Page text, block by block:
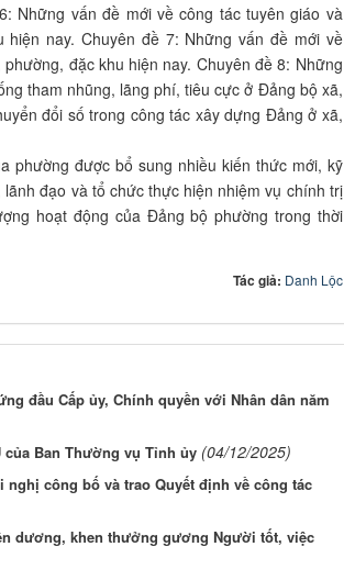
Những vấn đề mới về công tác tuyên giáo và
nay. Chuyên đề 7: Những vấn đề mới về
đặc khu hiện nay. Chuyên đề 8: Những
tham nhũng, lãng phí, tiêu cực ở Đảng bộ xã,
đổi số trong công tác xây dựng Đảng ở xã,
phường được bổ sung nhiều kiến thức mới, kỹ
đạo và tổ chức thực hiện nhiệm vụ chính trị
hoạt động của Đảng bộ phường trong thời
Tác giả: Danh Lộc
đầu Cấp ủy, Chính quyền với Nhân dân năm
Ban Thường vụ Tỉnh ủy (04/12/2025)
công bố và trao Quyết định về công tác
dương, khen thưởng gương Người tốt, việc